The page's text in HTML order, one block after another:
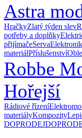
Astra
HračkyZlatý týden slev
potřeby a doplňky
přijímačeServa
materiálPříslušenství
Robbe
Hořejší
Rádiové řízení
materiályKompozity
DOPRODEJ